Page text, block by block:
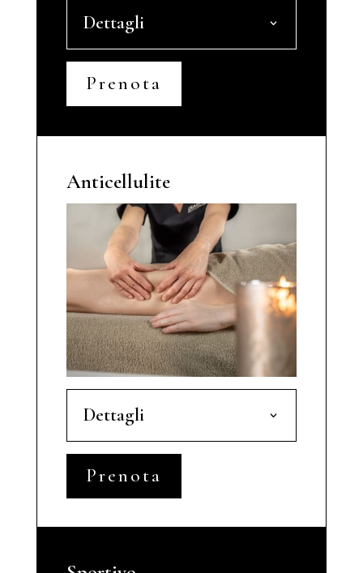
Dettagli
Prenota
Anticellulite
Dettagli
Prenota